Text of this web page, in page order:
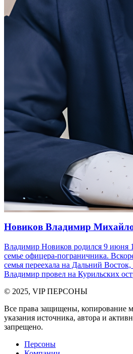
Новиков Владимир
Владимир Новиков родился 9 июня
семье офицера-пограничника.
семья переехала на Дальний Восток,
Владимир провел на Курильских
© 2025, VIP ПЕРСОНЫ
Все права защищены, копирование
указания источника, автора и
запрещено.
Персоны